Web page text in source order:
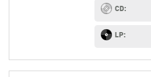
CD:
LP: